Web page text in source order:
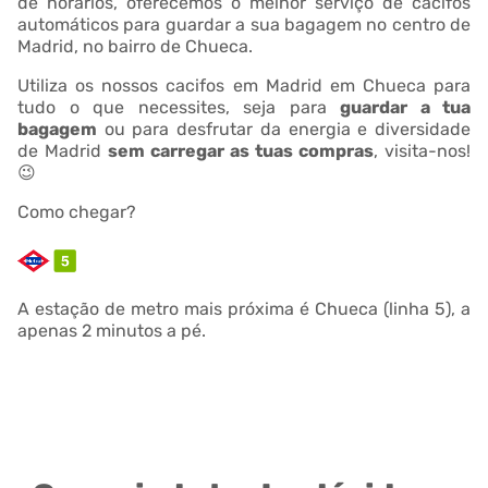
automáticos para guardar a sua bagagem no centro de
Madrid, no bairro de Chueca.
Utiliza os nossos cacifos em Madrid em Chueca para
tudo o que necessites, seja para guardar a tua
bagagem ou para desfrutar da energia e diversidade
de Madrid sem carregar as tuas compras, visita-nos!
😉
Como chegar?
A estação de metro mais próxima é Chueca (linha 5), a
apenas 2 minutos a pé.